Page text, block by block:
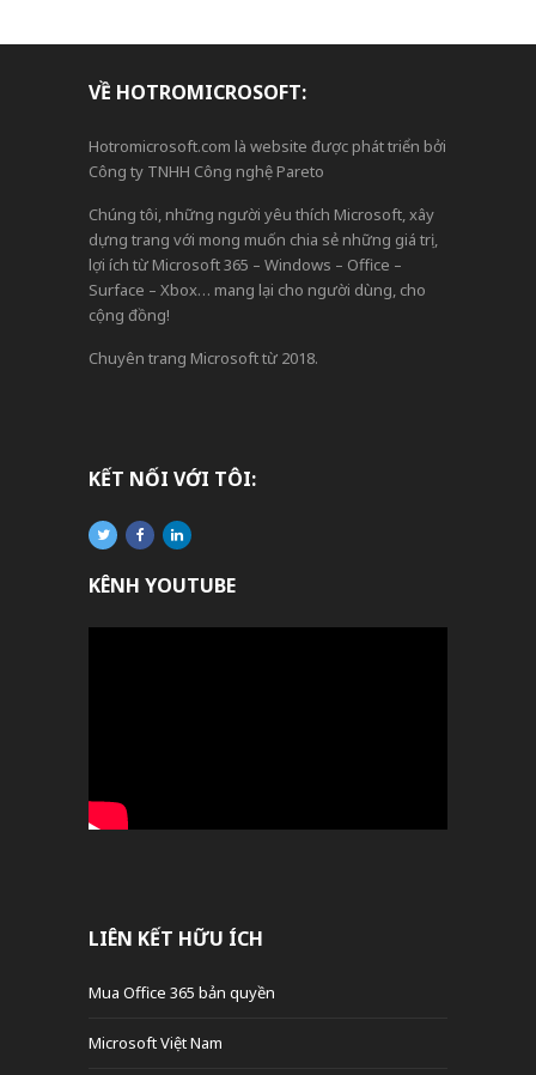
VỀ HOTROMICROSOFT:
Hotromicrosoft.com là website được phát triển bởi
Công ty TNHH Công nghệ Pareto
Chúng tôi, những người yêu thích Microsoft, xây
dựng trang với mong muốn chia sẻ những giá trị,
lợi ích từ Microsoft 365 – Windows – Office –
Surface – Xbox… mang lại cho người dùng, cho
cộng đồng!
Chuyên trang Microsoft từ 2018.
KẾT NỐI VỚI TÔI:
KÊNH YOUTUBE
LIÊN KẾT HỮU ÍCH
Mua Office 365 bản quyền
Microsoft Việt Nam